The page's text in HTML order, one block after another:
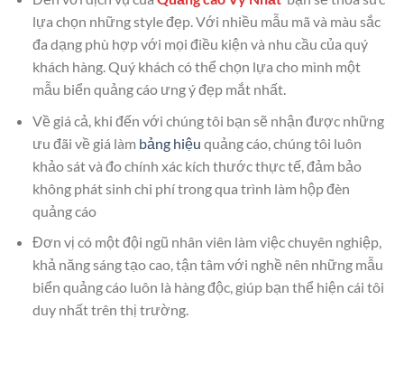
lựa chọn những style đẹp. Với nhiều mẫu mã và màu sắc
đa dạng phù hợp với mọi điều kiện và nhu cầu của quý
khách hàng. Quý khách có thể chọn lựa cho mình một
mẫu biển quảng cáo ưng ý đẹp mắt nhất.
Về giá cả, khi đến với chúng tôi bạn sẽ nhận được những
ưu đãi về giá làm bảng hiệu quảng cáo, chúng tôi luôn
khảo sát và đo chính xác kích thước thực tế, đảm bảo
không phát sinh chi phí trong qua trình làm hộp đèn
quảng cáo
Đơn vị có một đội ngũ nhân viên làm việc chuyên nghiệp,
khả năng sáng tạo cao, tận tâm với nghề nên những mẫu
biển quảng cáo luôn là hàng độc, giúp bạn thể hiện cái tôi
duy nhất trên thị trường.